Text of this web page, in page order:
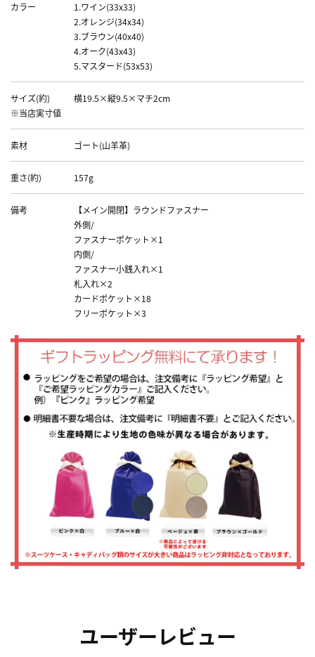
カラー
1.ワイン(33x33)
2.オレンジ(34x34)
3.ブラウン(40x40)
4.オーク(43x43)
5.マスタード(53x53)
サイズ(約)
※当店実寸値
横19.5×縦9.5×マチ2cm
素材 ゴート(山羊革)
重さ(約) 157g
備考
【メイン開閉】ラウンドファスナー
外側/
ファスナーポケット×1
内側/
ファスナー小銭入れ×1
札入れ×2
カードポケット×18
フリーポケット×3
ユーザーレビュー